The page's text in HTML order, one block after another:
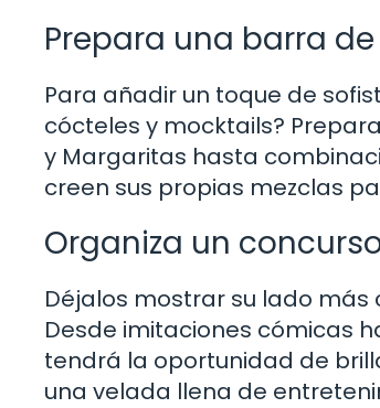
Prepara una barra
Para añadir un toque de
cócteles y mocktails?
y Margaritas hasta
creen sus propias mezclas
Organiza un
Déjalos mostrar su lado
Desde imitaciones cómicas
tendrá la oportunidad de
una velada llena de